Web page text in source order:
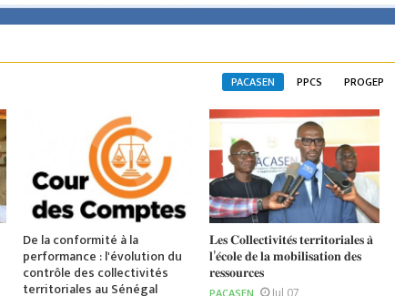
PACASEN PPCS PROGEP
De la conformité à la
performance : l'évolution du
contrôle des collectivités
territoriales au Sénégal
𝐋𝐞𝐬 𝐂𝐨𝐥𝐥𝐞𝐜𝐭𝐢𝐯𝐢𝐭𝐞́𝐬 𝐭𝐞𝐫𝐫𝐢𝐭𝐨𝐫𝐢𝐚𝐥𝐞𝐬 𝐚̀
𝐥’𝐞́𝐜𝐨𝐥𝐞 𝐝𝐞 𝐥𝐚 𝐦𝐨𝐛𝐢𝐥𝐢𝐬𝐚𝐭𝐢𝐨𝐧 𝐝𝐞𝐬
𝐫𝐞𝐬𝐬𝐨𝐮𝐫𝐜𝐞𝐬
PACASEN